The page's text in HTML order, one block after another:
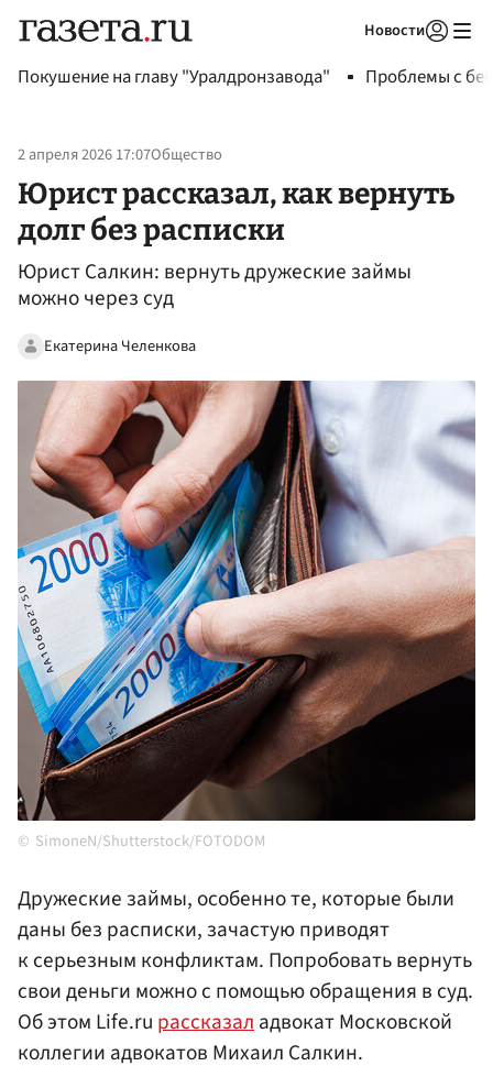
Новости
Покушение на главу "Уралдронзавода" Проблемы с
2 апреля 2026 17:07Общество
Юрист рассказал, как вернуть
долг без расписки
Юрист Салкин: вернуть дружеские займы
можно через суд
Екатерина Челенкова
SimoneN/Shutterstock/FOTODOM
Дружеские займы, особенно те, которые были
даны без расписки, зачастую приводят
к серьезным конфликтам. Попробовать вернуть
свои деньги можно с помощью обращения в суд.
Об этом Life.ru рассказаладвокат Московской
коллегии адвокатов Михаил Салкин.